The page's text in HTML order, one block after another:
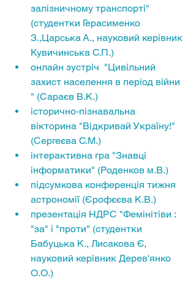
залізничному транспорті"
(студентки Герасименко
З.,Царська А., науковий керівник
Кувичинська С.П.)
онлайн зустріч  "Цивільний
захист населення в період війни
" (Сараєв В.К.)
історично-пізнавальна
вікторина "Відкривай Україну!"
(Сергеєва С.М.)
інтерактивна гра "Знавці
інформатики" (Роденков м.В.)
підсумкова конференція тижня
астрономії (Єрофєєва К.В.)
презентація НДРС "Фемінітіви :
"за" і "проти" (студентки
Бабуцька К., Лисакова Є,
науковий керівник Дерев'янко
О.О.)